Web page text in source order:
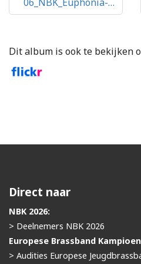
Ternaard 16
Dit album is ook te bekijken
Direct naar
NBK 2026:
> Deelnemers NBK 2026
Europese Brassband
> Audities Europese